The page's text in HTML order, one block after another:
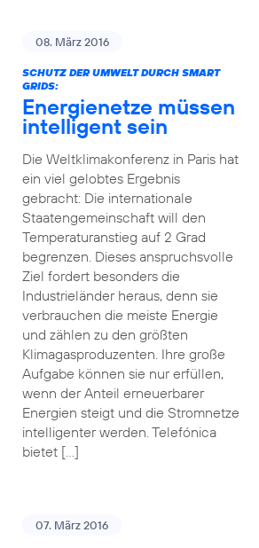
08. März 2016
SCHUTZ DER UMWELT DURCH SMART
GRIDS:
Energienetze müssen
intelligent sein
Die Weltklimakonferenz in Paris hat
ein viel gelobtes Ergebnis
gebracht: Die internationale
Staatengemeinschaft will den
Temperaturanstieg auf 2 Grad
begrenzen. Dieses anspruchsvolle
Ziel fordert besonders die
Industrieländer heraus, denn sie
verbrauchen die meiste Energie
und zählen zu den größten
Klimagasproduzenten. Ihre große
Aufgabe können sie nur erfüllen,
wenn der Anteil erneuerbarer
Energien steigt und die Stromnetze
intelligenter werden. Telefónica
bietet […]
07. März 2016